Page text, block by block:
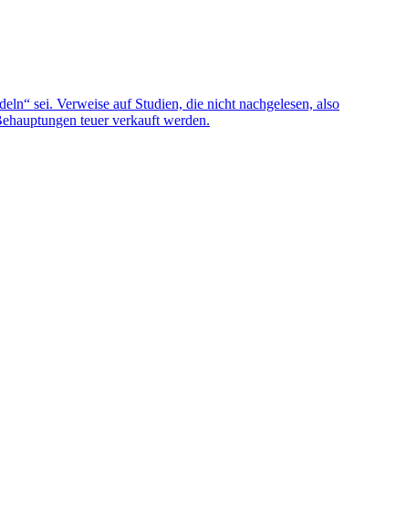
sei. Verweise auf Studien, die nicht nachgelesen, also
teuer verkauft werden.